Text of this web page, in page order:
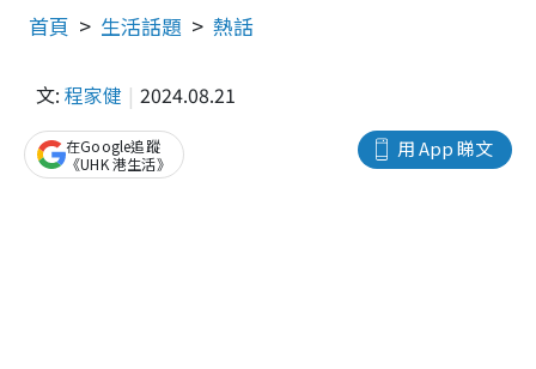
首頁 生活話題 熱話
文: 程家健 2024.08.21
用 App 睇文
在Google追蹤
《UHK 港生活》